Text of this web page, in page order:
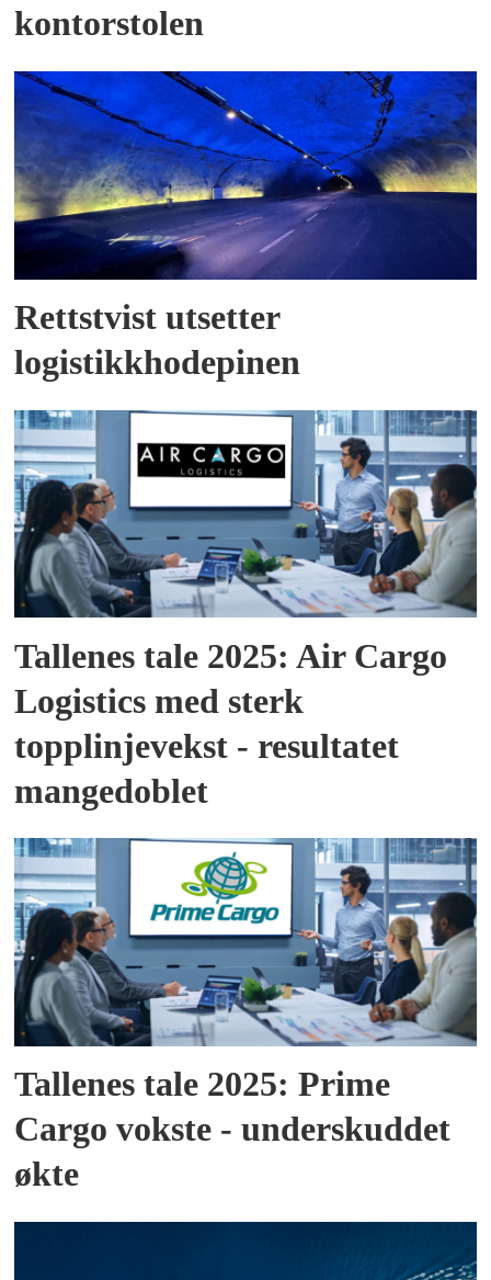
kontorstolen
Rettstvist utsetter
logistikkhodepinen
Tallenes tale 2025: Air Cargo
Logistics med sterk
topplinjevekst - resultatet
mangedoblet
Tallenes tale 2025: Prime
Cargo vokste - underskuddet
økte